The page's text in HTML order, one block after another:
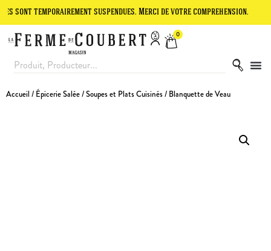
suspendues. Merci de votre compréhension. Le site
0
Accueil / Épicerie Salée/Soupes et Plats Cuisinés/ Blanquette de Veau